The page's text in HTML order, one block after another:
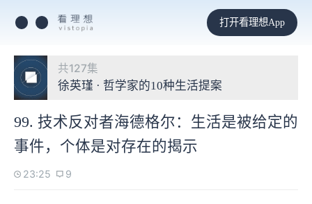
打开看理想App
共127集
徐英瑾 · 哲学家的10种生活提案
99. 技术反对者海德格尔：生活是被给定的
事件，个体是对存在的揭示
23:25 9